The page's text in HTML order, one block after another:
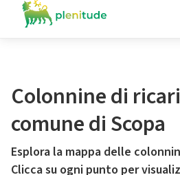
Colonnine di
comune di Scopa
Esplora la mappa delle
Clicca su ogni punto per